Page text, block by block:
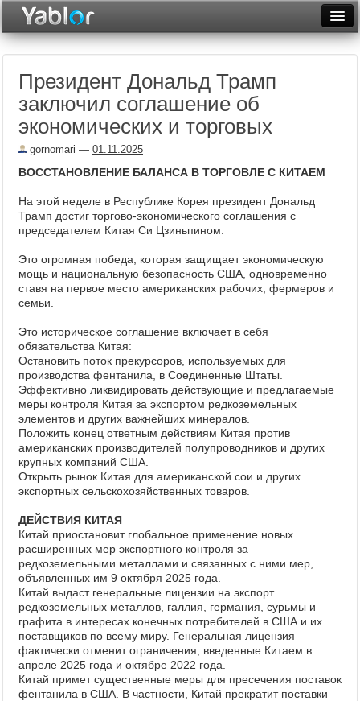
Неделя
Месяц
Архив
Фототоп
Видеотоп
Президент Дональд Трамп
заключил соглашение об
экономических и торговых
gornomari — 01.11.2025
ВОССТАНОВЛЕНИЕ БАЛАНСА В ТОРГОВЛЕ С КИТАЕМ
На этой неделе в Республике Корея президент Дональд
Трамп достиг торгово-экономического соглашения с
председателем Китая Си Цзиньпином.
Это огромная победа, которая защищает экономическую
мощь и национальную безопасность США, одновременно
ставя на первое место американских рабочих, фермеров и
семьи.
Это историческое соглашение включает в себя
обязательства Китая:
Остановить поток прекурсоров, используемых для
производства фентанила, в Соединенные Штаты.
Эффективно ликвидировать действующие и предлагаемые
меры контроля Китая за экспортом редкоземельных
элементов и других важнейших минералов.
Положить конец ответным действиям Китая против
американских производителей полупроводников и других
крупных компаний США.
Открыть рынок Китая для американской сои и других
экспортных сельскохозяйственных товаров.
ДЕЙСТВИЯ КИТАЯ
Китай приостановит глобальное применение новых
расширенных мер экспортного контроля за
редкоземельными металлами и связанных с ними мер,
объявленных им 9 октября 2025 года.
Китай выдаст генеральные лицензии на экспорт
редкоземельных металлов, галлия, германия, сурьмы и
графита в интересах конечных потребителей в США и их
поставщиков по всему миру. Генеральная лицензия
фактически отменит ограничения, введенные Китаем в
апреле 2025 года и октябре 2022 года.
Китай примет существенные меры для пресечения поставок
фентанила в США. В частности, Китай прекратит поставки